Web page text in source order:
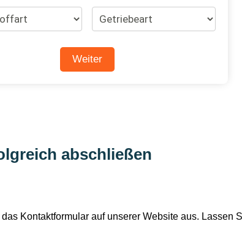
abschließen
Kontaktformular auf unserer Website aus. Lassen